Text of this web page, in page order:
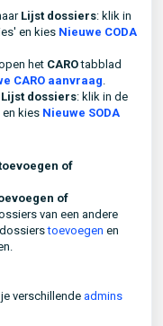
Lijst dossiers: klik in
en kies Nieuwe CODA
het CAROtabblad
CARO aanvraag
Lijst dossiers: klik in de
kies Nieuwe SODA
of
of
van een andere
toevoegen en
verschillendeadmins